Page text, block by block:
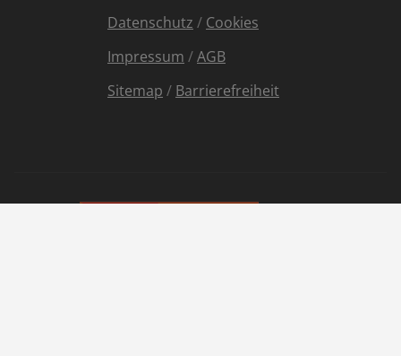
Datenschutz / Cookies
Impressum /AGB
Sitemap / Barrierefreiheit